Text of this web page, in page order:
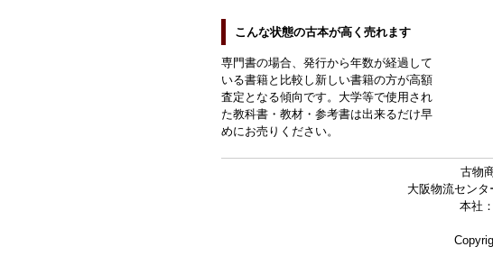
こんな状態の古本が高く売れます
専門書の場合、発行から年数が経過して
いる書籍と比較し新しい書籍の方が高額
査定となる傾向です。大学等で使用され
た教科書・教材・参考書は出来るだけ早
めにお売りください。
古物
大阪物流セン
本社